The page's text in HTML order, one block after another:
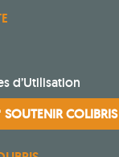
d’Utilisation
SOUTENIR COLIBRIS